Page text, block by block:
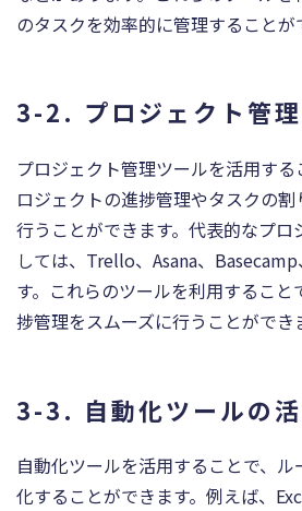
のタスクを効率的に管理することが
3-2. プロジェクト管
プロジェクト管理ツールを活用す
ロジェクトの進捗管理やタスクの
行うことができます。代表的なプロ
しては、Trello、Asana、
す。これらのツールを利用すること
捗管理をスムーズに行うことができ
3-3. 自動化ツールの
自動化ツールを活用することで、
化することができます。例えば、